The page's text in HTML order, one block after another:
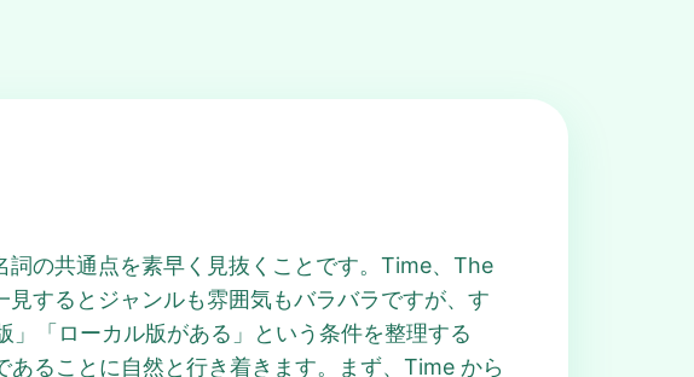
の共通点を素早く見抜くことです。Time、The
するとジャンルも雰囲気もバラバラですが、す
「ローカル版がある」という条件を整理する
ることに自然と行き着きます。まず、Time から